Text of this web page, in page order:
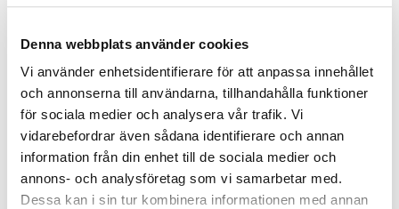
Denna webbplats använder cookies
Vi använder enhetsidentifierare för att anpassa innehållet
och annonserna till användarna, tillhandahålla funktioner
för sociala medier och analysera vår trafik. Vi
vidarebefordrar även sådana identifierare och annan
information från din enhet till de sociala medier och
annons- och analysföretag som vi samarbetar med.
Dessa kan i sin tur kombinera informationen med annan
Ett korrekt utformat avtal skyddar båda parter och
förebygger missförstånd.
Att tänka på vid hyresavtal
När du upprättar eller ingår ett hyresavtal bör du
tänka på följande: